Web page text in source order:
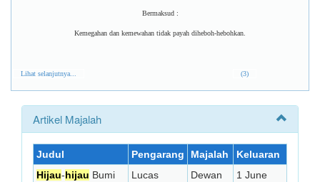
Bermaksud :
Kemegahan dan kemewahan tidak payah diheboh-hebohkan.
Lihat selanjutnya... (3)
Artikel Majalah
Judul Pengarang Majalah
Keluaran
Hijau-hijau Bumi
Lucas
Dewan
1 June